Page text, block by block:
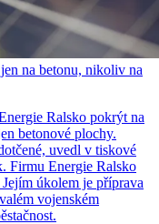
na betonu, nikoliv na
Ralsko pokrýt na
betonové plochy.
uvedl v tiskové
Firmu Energie Ralsko
úkolem je příprava
vojenském